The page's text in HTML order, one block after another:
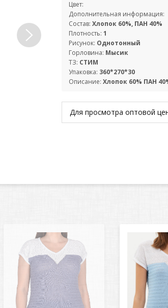
Цвет:
Дополнительная информация:
Состав: Хлопок 60%, ПАН 40%
Плотность: 1
Рисунок: Однотонный
Горловина: Мысик
ТЗ: СТИМ
Упаковка: 360*270*30
Описание: Хлопок 60% ПАН
Для просмотра оптовой